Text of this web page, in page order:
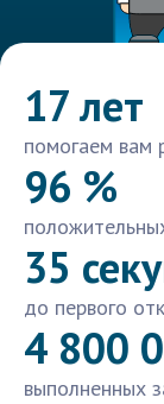
17 лет
помогаем вам
96 %
35
до первого
4 800
выполненных